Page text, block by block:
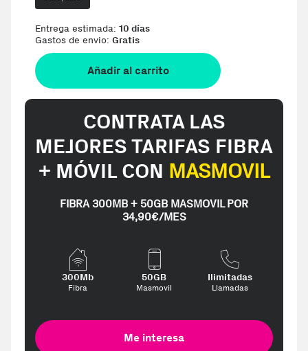
Entrega estimada: 10 días
Gastos de envio: Gratis
Añadir al carrito
CONTRATA LAS
MEJORES TARIFAS FIBRA
+ MÓVIL CON MASMOVIL
FIBRA 300MB + 50GB MASMOVIL POR
34,90€/MES
300Mb
Fibra
50GB
Masmovil
Ilimitadas
Llamadas
Me interesa